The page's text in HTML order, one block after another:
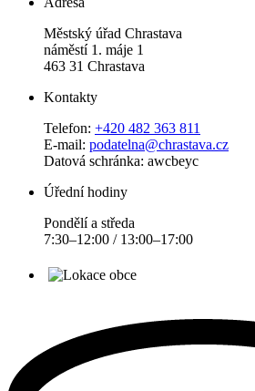
Městský úřad Chrastava
náměstí 1. máje 1
463 31 Chrastava
Kontakty
Telefon: +420 482 363 811
E-mail: podatelna@chrastava.cz
Datová schránka: awcbeyc
Úřední hodiny
Pondělí a středa
7:30–12:00 / 13:00–17:00